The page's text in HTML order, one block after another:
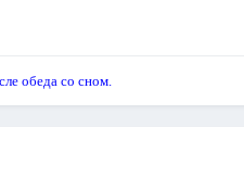
обеда со сном.